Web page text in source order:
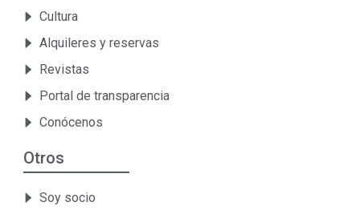
Cultura
Alquileres y reservas
Revistas
Portal de transparencia
Conócenos
Otros
Soy socio